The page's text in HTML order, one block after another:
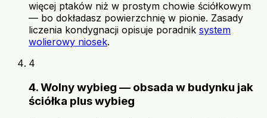
więcej ptaków niż w prostym chowie ściółkowym
— bo dokładasz powierzchnię w pionie. Zasady
liczenia kondygnacji opisuje poradnik system
wolierowy niosek.
4
4. Wolny wybieg — obsada w budynku jak
ściółka plus wybieg